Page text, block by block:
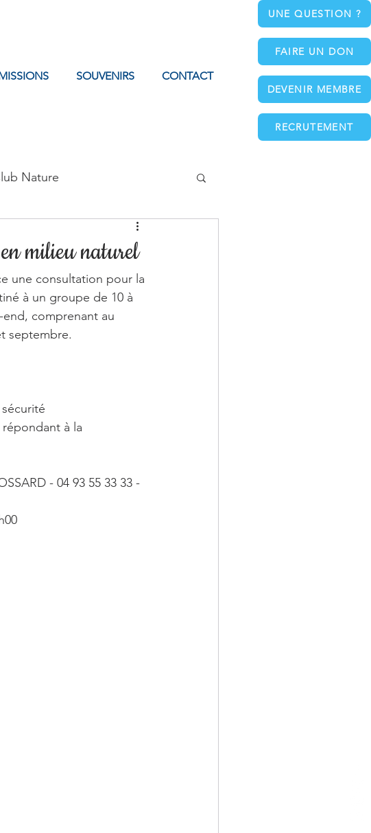
UNE QUESTION ?
FAIRE UN DON
DEVENIR MEMBRE
RECRUTEMENT
SOUVENIRS CONTACT
Nature
milieu naturel
une consultation pour la
à un groupe de 10 à
end, comprenant au
septembre.
à la
- 04 93 55 33 33 -